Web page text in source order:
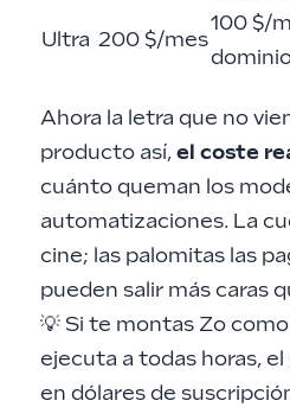
Ultra 200 $/mes
100 $/
Ahora la letra que no
producto así, el coste
cuánto queman los
automatizaciones. La
cine; las palomitas las
pueden salir más caras
💡 Si te montas Zo
ejecuta a todas horas,
en dólares de